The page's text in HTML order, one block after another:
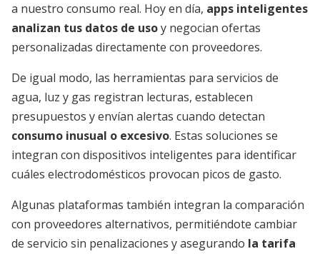
a nuestro consumo real. Hoy en día, apps inteligentes
analizan tus datos de usoy negocian ofertas
personalizadas directamente con proveedores.
De igual modo, las herramientas para servicios de
agua, luz y gas registran lecturas, establecen
presupuestos y envían alertas cuando detectan
consumo inusual o excesivo. Estas soluciones se
integran con dispositivos inteligentes para identificar
cuáles electrodomésticos provocan picos de gasto.
Algunas plataformas también integran la comparación
con proveedores alternativos, permitiéndote cambiar
de servicio sin penalizaciones y asegurando la tarifa